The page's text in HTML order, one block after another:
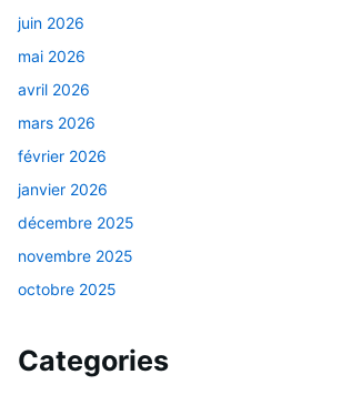
juin 2026
mai 2026
avril 2026
mars 2026
février 2026
janvier 2026
décembre 2025
novembre 2025
octobre 2025
Categories